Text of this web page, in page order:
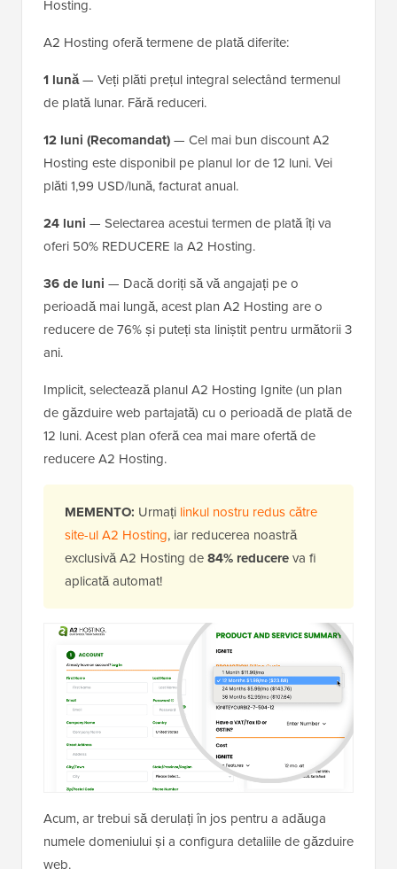
Hosting.
A2 Hosting oferă termene de plată diferite:
1 lună— Veți plăti prețul integral selectând termenul
de plată lunar. Fără reduceri.
12 luni (Recomandat)— Cel mai bun discount A2
Hosting este disponibil pe planul lor de 12 luni. Vei
plăti 1,99 USD/lună, facturat anual.
24 luni — Selectarea acestui termen de plată îți va
oferi 50% REDUCERE la A2 Hosting.
36 de luni — Dacă doriți să vă angajați pe o
perioadă mai lungă, acest plan A2 Hosting are o
reducere de 76% și puteți sta liniștit pentru următorii 3
ani.
Implicit, selectează planul A2 Hosting Ignite (un plan
de găzduire web partajată) cu o perioadă de plată de
12 luni. Acest plan oferă cea mai mare ofertă de
reducere A2 Hosting.
MEMENTO: Urmați linkul nostru redus către
site-ul A2 Hosting, iar reducerea noastră
exclusivă A2 Hosting de84% reducereva fi
aplicată automat!
Acum, ar trebui să derulați în jos pentru a adăuga
numele domeniului și a configura detaliile de găzduire
web.